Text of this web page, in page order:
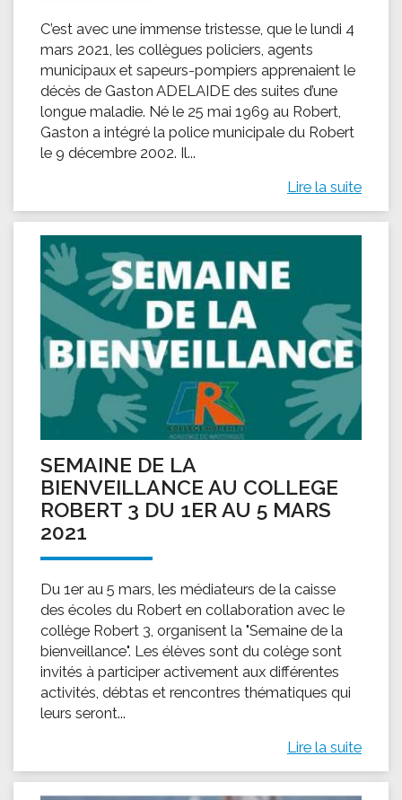
C’est avec une immense tristesse, que le lundi 4
mars 2021, les collègues policiers, agents
municipaux et sapeurs-pompiers apprenaient le
décès de Gaston ADELAIDE des suites d’une
longue maladie. Né le 25 mai 1969 au Robert,
Gaston a intégré la police municipale du Robert
le 9 décembre 2002. Il...
Lire la suite
SEMAINE DE LA
BIENVEILLANCE AU COLLEGE
ROBERT 3 DU 1ER AU 5 MARS
2021
Du 1er au 5 mars, les médiateurs de la caisse
des écoles du Robert en collaboration avec le
collège Robert 3, organisent la "Semaine de la
bienveillance". Les élèves sont du colège sont
invités à participer activement aux différentes
activités, débtas et rencontres thématiques qui
leurs seront...
Lire la suite